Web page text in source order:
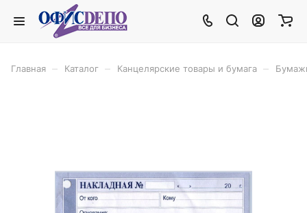
Главная Каталог Канцелярские товары и бумага